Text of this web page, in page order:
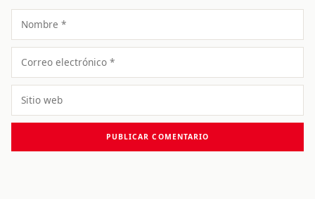
Nombre
Correo
electrónico
Sitio
web